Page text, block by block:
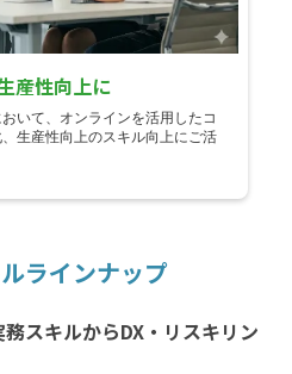
産性向上に
いて、オンラインを活用したコ
生産性向上のスキル向上にご活
ラインナップ
スキルからDX・リスキリン